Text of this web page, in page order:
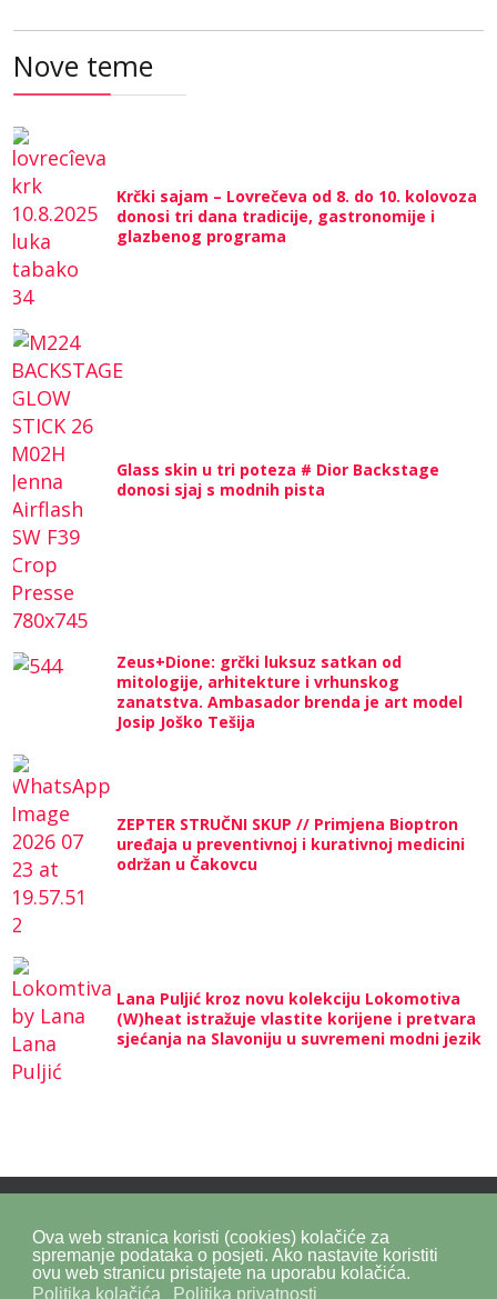
Ova web stranica koristi (cookies) kolačiće za
spremanje podataka o posjeti. Ako nastavite koristiti
ovu web stranicu pristajete na uporabu kolačića.
Politika kolačića
Politika privatnosti
Nove teme
Krčki sajam – Lovrečeva od 8. do 10. kolovoza
donosi tri dana tradicije, gastronomije i
glazbenog programa
Glass skin u tri poteza # Dior Backstage
donosi sjaj s modnih pista
Zeus+Dione: grčki luksuz satkan od
mitologije, arhitekture i vrhunskog
zanatstva. Ambasador brenda je art model
Josip Joško Tešija
ZEPTER STRUČNI SKUP // Primjena Bioptron
uređaja u preventivnoj i kurativnoj medicini
održan u Čakovcu
Lana Puljić kroz novu kolekciju Lokomotiva
(W)heat istražuje vlastite korijene i pretvara
sjećanja na Slavoniju u suvremeni modni jezik
Politika privatnosti Politika kolačića SiteMap